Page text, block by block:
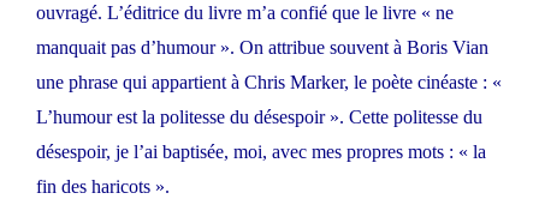
ouvragé. L’éditrice du livre m’a confié que le livre « ne
manquait pas d’humour ». On attribue souvent à Boris Vian
une phrase qui appartient à Chris Marker, le poète cinéaste : «
L’humour est la politesse du désespoir ». Cette politesse du
désespoir, je l’ai baptisée, moi, avec mes propres mots : « la
fin des haricots ».